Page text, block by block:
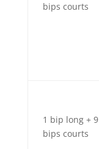
bips courts
1 bip long + 9
bips courts